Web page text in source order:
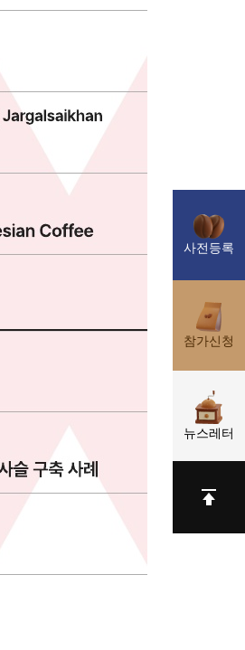
사전등록
참가신청
뉴스레터